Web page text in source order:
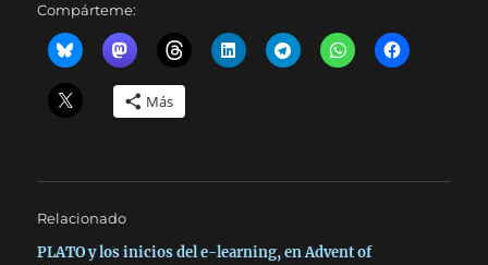
Compárteme:
Más
Relacionado
PLATO y los inicios del e-learning, en Advent of